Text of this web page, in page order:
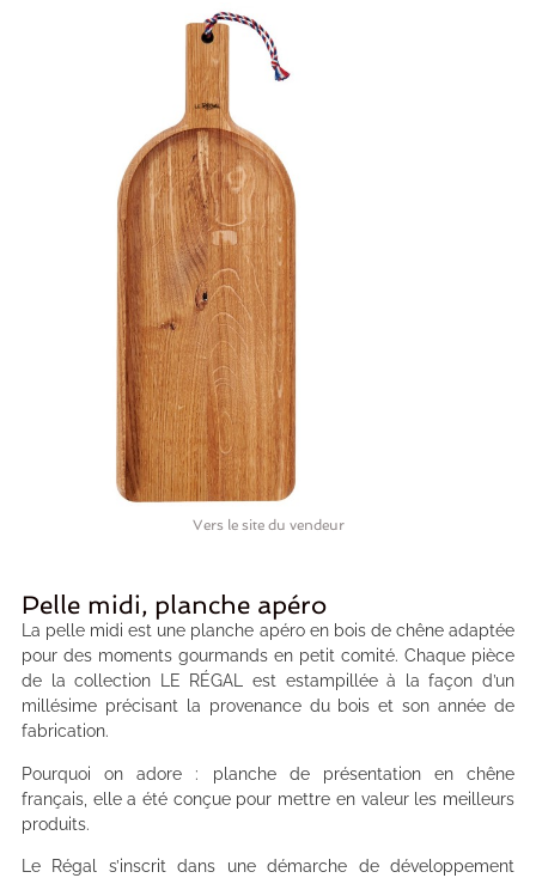
Pelle midi, planche apéro
La pelle midi est une planche apéro en bois de chêne adaptée
pour des moments gourmands en petit comité. Chaque pièce
de la collection LE RÉGAL est estampillée à la façon d’un
millésime précisant la provenance du bois et son année de
fabrication.
Pourquoi on adore : planche de présentation en chêne
français, elle a été conçue pour mettre en valeur les meilleurs
produits.
Le Régal s’inscrit dans une démarche de développement
Vers le site du vendeur